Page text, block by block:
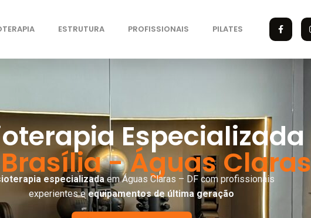
ESTRUTURA PROFISSIONAIS PILATES
Especializada
Brasília - Águas Claras
especializada em Águas Claras – DF com profissionais
experientes eequipamentos de última geração